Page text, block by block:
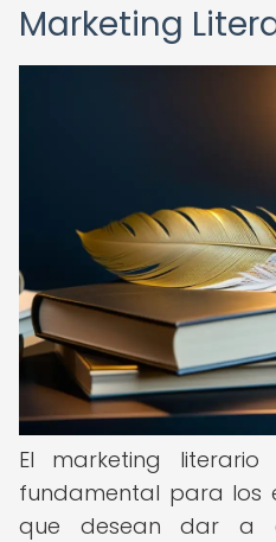
Marketing
El marketing
fundamental para los
que desean dar a